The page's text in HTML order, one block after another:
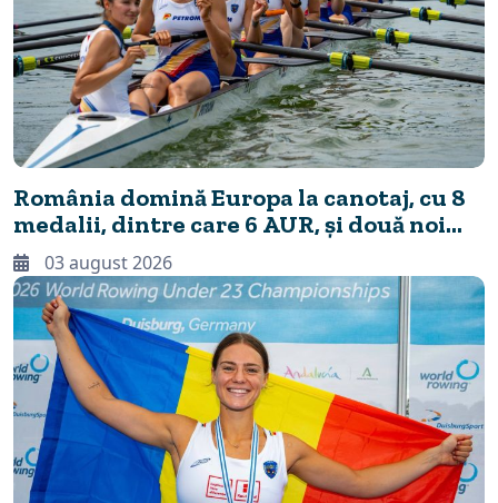
România domină Europa la canotaj, cu 8
medalii, dintre care 6 AUR, și două noi
recorduri continentale
03 august 2026